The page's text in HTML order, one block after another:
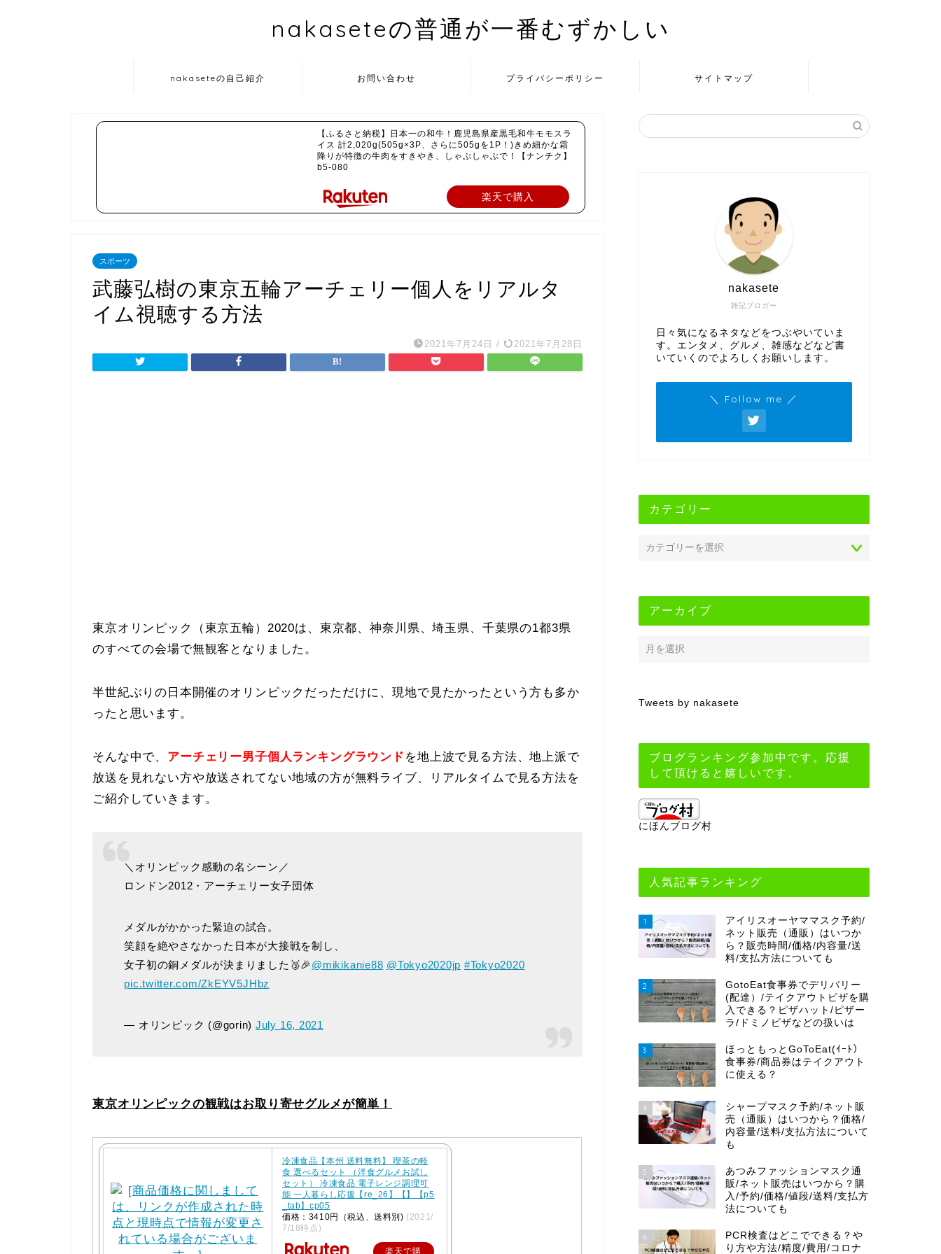
nakaseteの普通が一番むずかしい
nakaseteの自己紹介 お問い合わせ プライバシーポリシー サイトマップ
【ふるさと納税】日本一の和牛！鹿児島県産黒毛和牛モモスラ
イス 計2,020g(505g×3P、さらに505gを1P！)きめ細かな霜
降りが特徴の牛肉をすきやき、しゃぶしゃぶで！【ナンチク】
b5-080
楽天で購入
スポーツ
武藤弘樹の東京五輪アーチェリー個人をリアルタ
イム視聴する方法
2021年7月24日 / 2021年7月28日
東京オリンピック（東京五輪）2020は、東京都、神奈川県、埼玉県、千葉県の1都3県
のすべての会場で無観客となりました。
半世紀ぶりの日本開催のオリンピックだっただけに、現地で見たかったという方も多か
ったと思います。
そんな中で、 アーチェリー男子個人ランキングラウンド を地上波で見る方法、地上派で
放送を見れない方や放送されてない地域の方が無料ライブ、リアルタイムで見る方法を
ご紹介していきます。
＼オリンピック感動の名シーン／
ロンドン2012・アーチェリー女子団体
メダルがかかった緊迫の試合。
笑顔を絶やさなかった日本が大接戦を制し、
女子初の銅メダルが決まりました🥉🎉@mikikanie88 @Tokyo2020jp #Tokyo2020
pic.twitter.com/ZkEYV5JHbz
— オリンピック (@gorin) July 16, 2021
東京オリンピックの観戦はお取り寄せグルメが簡単！
冷凍食品【本州 送料無料】 喫茶の軽
食 選べるセット （洋食グルメお試し
セット） 冷凍食品 電子レンジ調理可
能 一人暮らし応援【re_26】【】【p5
_tab】cp05
価格：3410円（税込、送料別) (2021/
7/18時点)
楽天で購
雑記ブロガー
nakasete
日々気になるネタなどをつぶやいていま
す。エンタメ、グルメ、雑感などなど書
いていくのでよろしくお願いします。
＼ Follow me ／
カテゴリー
アーカイブ
Tweets by nakasete
ブログランキング参加中です。応援
して頂けると嬉しいです。
にほんブログ村
人気記事ランキング
1
アイリスオーヤママスク予約/
ネット販売（通販）はいつか
ら？販売時間/価格/内容量/送
料/支払方法についても
2
GotoEat食事券でデリバリー
(配達）/テイクアウトピザを購
入できる？ピザハット/ピザー
ラ/ドミノピザなどの扱いは
3
ほっともっとGoToEat(ｲｰﾄ）
食事券/商品券はテイクアウト
に使える？
4
シャープマスク予約/ネット販
売（通販）はいつから？価格/
内容量/送料/支払方法について
も
5
あつみファッションマスク通
販/ネット販売はいつから？購
入/予約/価格/値段/送料/支払方
法についても
6
PCR検査はどこでできる？や
り方や方法/精度/費用/コロナ